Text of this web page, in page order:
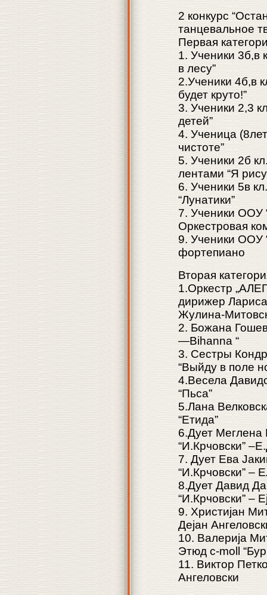
2 конкурс
танцевальное
Первая
1. Ученики 3б,в
в лесу”
2.Ученики 4б,в
будет круто!”
3. Ученики 2,3
детей”
4. Ученица
чистоте”
5. Ученики 2б
лентами “Я
6. Ученики 5в
“Лунатики”
7. Ученики ООУ
Оркестровая
9. Ученики ООУ
фортепиано
Вторая
1.Оркестр
дирижер Лариса
Жулина-
2. Божана
—Bihanna “
3. Сестры
“Выйду в поле
4.Весела
“Пьса”
5.Лана
“Етида”
6.Дует Меглена
“И.Крчовски”
7. Дует Ева
“И.Крчовски” –
8.Дует Давид
“И.Крчовски” –
9. Христијан
Дејан
10. Валерија
Этюд c-moll
11. Виктор
Ангеловски